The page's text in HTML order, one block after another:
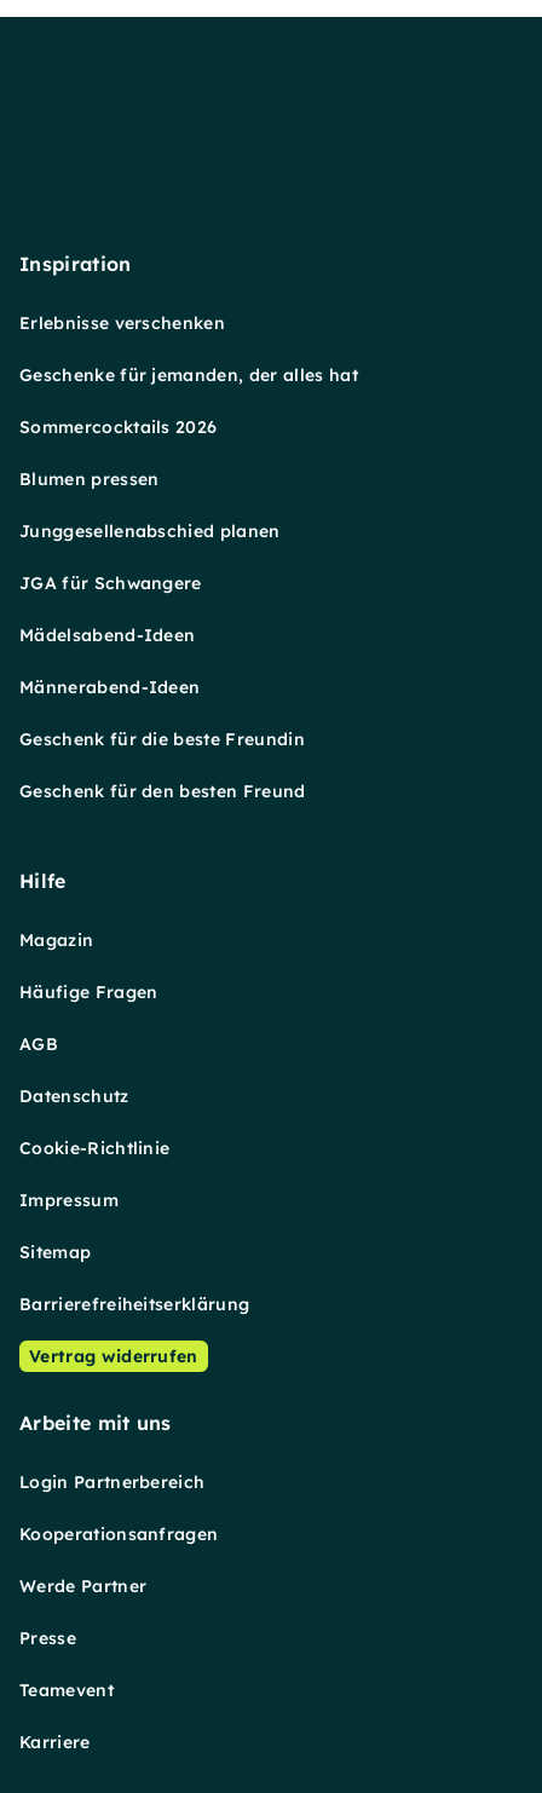
Inspiration
Erlebnisse verschenken
Geschenke für jemanden, der alles hat
Sommercocktails 2026
Blumen pressen
Junggesellenabschied planen
JGA für Schwangere
Mädelsabend-Ideen
Männerabend-Ideen
Geschenk für die beste Freundin
Geschenk für den besten Freund
Hilfe
Magazin
Häufige Fragen
AGB
Datenschutz
Cookie-Richtlinie
Impressum
Sitemap
Barrierefreiheitserklärung
Vertrag widerrufen
Arbeite mit uns
Login Partnerbereich
Kooperationsanfragen
Werde Partner
Presse
Teamevent
Karriere